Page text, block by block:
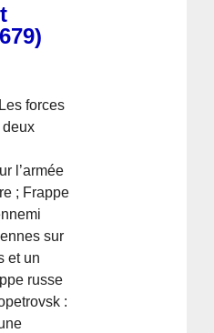
forces
deux
l’armée
; Frappe
sur
et un
russe
: